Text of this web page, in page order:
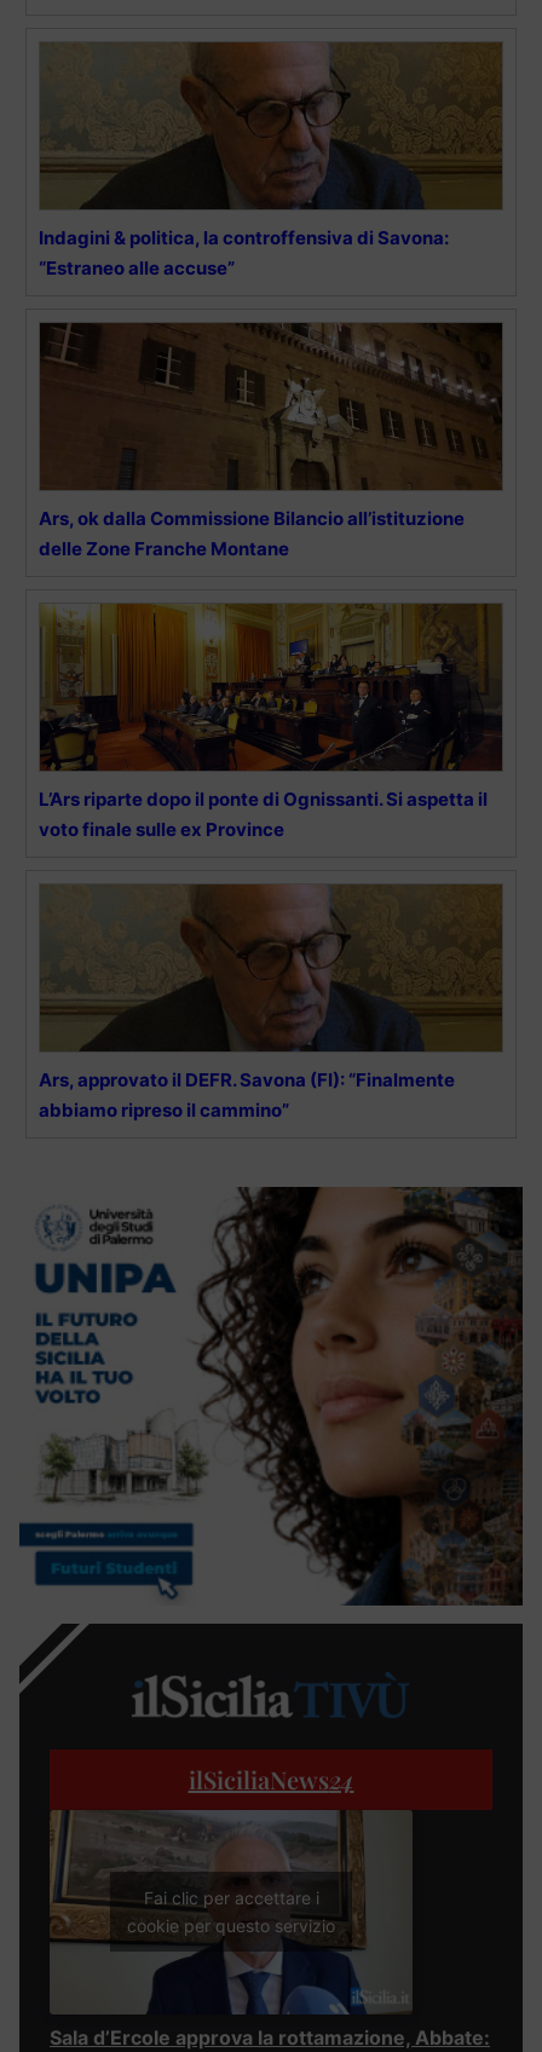
Indagini & politica, la controffensiva di Savona:
“Estraneo alle accuse”
Ars, ok dalla Commissione Bilancio all’istituzione
delle Zone Franche Montane
L’Ars riparte dopo il ponte di Ognissanti. Si aspetta il
voto finale sulle ex Province
Ars, approvato il DEFR. Savona (FI): “Finalmente
abbiamo ripreso il cammino”
ilSiciliaNews24
Fai clic per accettare i
cookie per questo servizio
Sala d’Ercole approva la rottamazione, Abbate: